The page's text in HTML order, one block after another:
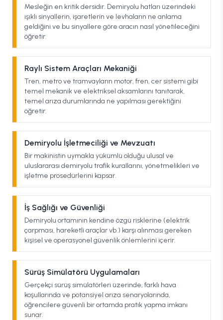
Mesleğin en kritik dersidir. Demiryolu hatları üzerindeki
ışıklı sinyallerin, işaretlerin ve levhaların ne anlama
geldiğini ve bu sinyallere göre aracın nasıl yönetileceğini
öğretir.
Raylı Sistem Araçları Mekaniği
Tren, metro ve tramvayların motor, fren, cer sistemi gibi
temel mekanik ve elektriksel aksamlarını tanıtarak,
temel arıza durumlarında ne yapılması gerektiğini
öğretir.
Demiryolu İşletmeciliği ve Mevzuatı
Bir makinistin uymakla yükümlü olduğu ulusal ve
uluslararası demiryolu trafik kurallarını, yönetmelikleri ve
işletme prosedürlerini kapsar.
İş Sağlığı ve Güvenliği
Demiryolu ortamının kendine özgü risklerine (elektrik
çarpması, hareketli araçlar vb.) karşı alınması gereken
kişisel ve operasyonel güvenlik önlemlerini içerir.
Sürüş Simülatörü Uygulamaları
Gerçekçi sürüş simülatörleri üzerinde, farklı hava
koşullarında ve potansiyel arıza senaryolarında,
öğrencilere güvenli bir ortamda pratik yapma imkanı
sunar.